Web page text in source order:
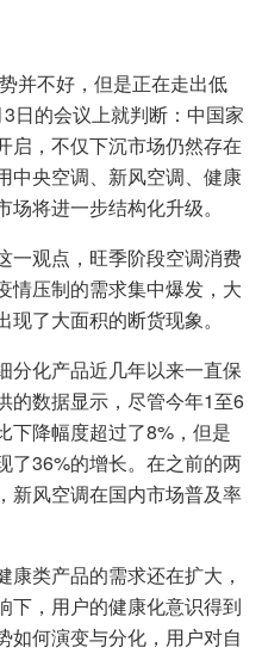
并不好，但是正在走出低
日的会议上就判断：中国家
启，不仅下沉市场仍然存在
中央空调、新风空调、健康
将进一步结构化升级。
一观点，旺季阶段空调消费
情压制的需求集中爆发，大
了大面积的断货现象。
分化产品近几年以来一直保
的数据显示，尽管今年1至6
下降幅度超过了8%，但是
了36%的增长。在之前的两
新风空调在国内市场普及率
类产品的需求还在扩大，
下，用户的健康化意识得到
如何演变与分化，用户对自